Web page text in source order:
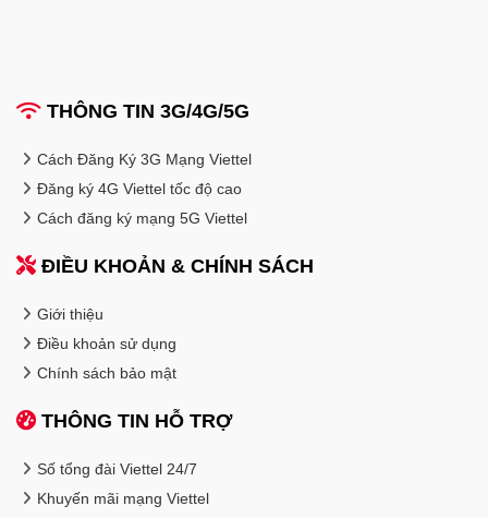
THÔNG TIN 3G/4G/5G
Cách Đăng Ký 3G Mạng Viettel
Đăng ký 4G Viettel tốc độ cao
Cách đăng ký mạng 5G Viettel
ĐIỀU KHOẢN & CHÍNH SÁCH
Giới thiệu
Điều khoản sử dụng
Chính sách bảo mật
THÔNG TIN HỖ TRỢ
Số tổng đài Viettel 24/7
Khuyến mãi mạng Viettel